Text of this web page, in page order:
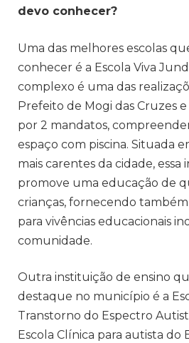
devo conhecer?
Uma das melhores escolas
conhecer é a Escola Viva
complexo é uma das
Prefeito de Mogi das Cruzes
por 2 mandatos,
espaço com piscina. Situada
mais carentes da cidade,
promove uma educação de
crianças, fornecendo
para vivências educacionais
comunidade.
Outra instituição de ensino
destaque no município é a
Transtorno do Espectro
Escola Clínica para autista do